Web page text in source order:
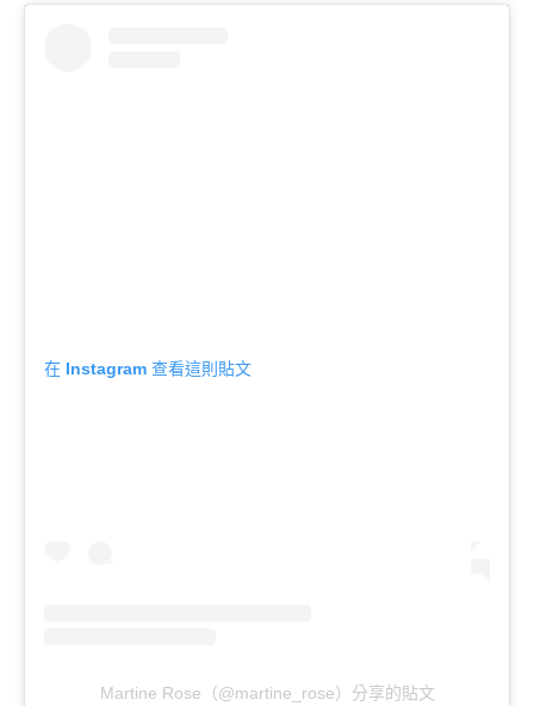
在 Instagram 查看這則貼文
Martine Rose（@martine_rose）分享的貼文